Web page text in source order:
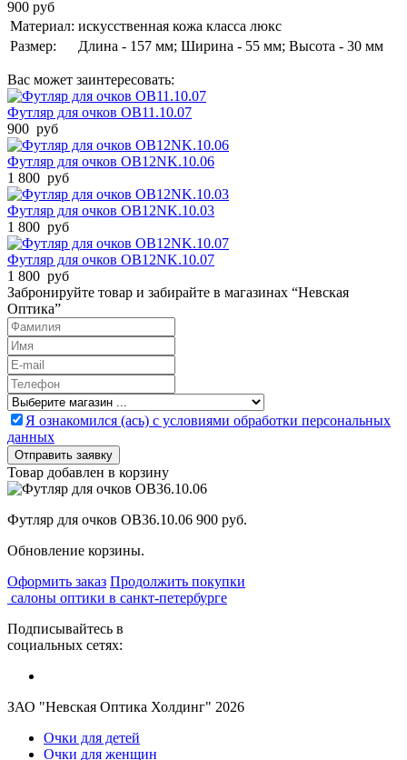
900 руб
Материал: искусственная кожа класса люкс
Размер:
Длина - 157 мм; Ширина - 55 мм; Высота - 30 мм
Вас может заинтересовать:
Футляр для очков OB11.10.07
900 руб
Футляр для очков OB12NK.10.06
1 800 руб
Футляр для очков OB12NK.10.03
1 800 руб
Футляр для очков OB12NK.10.07
1 800 руб
Забронируйте товар и забирайте в магазинах “Невская
Оптика”
Я ознакомился (ась) с условиями обработки персональных
данных
Товар добавлен в корзину
Футляр для очков OB36.10.06 900 руб.
Обновление корзины.
Оформить заказ Продолжить покупки
салоны оптики в санкт-петербурге
Подписывайтесь в
социальных сетях:
ЗАО "Невская Оптика Холдинг" 2026
Очки для детей
Очки для женщин